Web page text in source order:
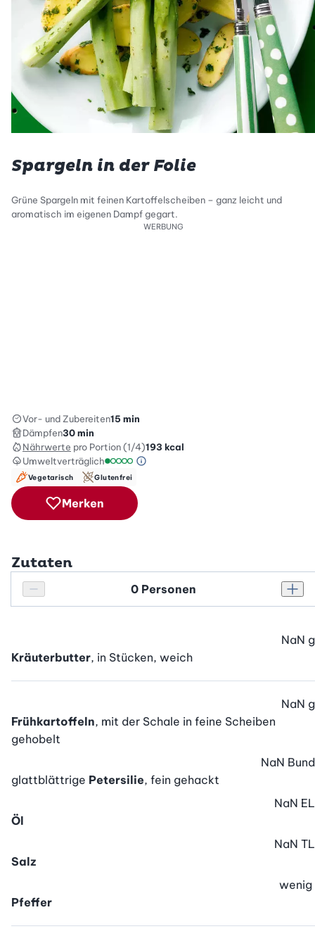
Spargeln in der Folie
Grüne Spargeln mit feinen Kartoffelscheiben – ganz leicht und
aromatisch im eigenen Dampf gegart.
WERBUNG
Vor- und Zubereiten15 min
Dämpfen30 min
Nährwerte pro Portion (1/4)193 kcal
Umweltverträglich
Green Betty Skala Info
Vegetarisch Glutenfrei
Merken
Zutaten
Personenanzahl verringern
Personenanzahl
Kräuterbutter, in Stücken, weich
NaN g
Frühkartoffeln, mit der Schale in feine Scheiben
gehobelt
NaN g
glattblättrige Petersilie, fein gehackt
NaN Bund
Öl
NaN EL
Salz
NaN TL
Pfeffer
wenig